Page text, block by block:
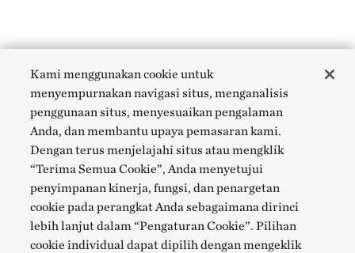
Kami menggunakan cookie untuk
menyempurnakan navigasi situs, menganalisis
penggunaan situs, menyesuaikan pengalaman
Anda, dan membantu upaya pemasaran kami.
Dengan terus menjelajahi situs atau mengklik
“Terima Semua Cookie”, Anda menyetujui
penyimpanan kinerja, fungsi, dan penargetan
cookie pada perangkat Anda sebagaimana dirinci
lebih lanjut dalam “Pengaturan Cookie”. Pilihan
cookie individual dapat dipilih dengan mengeklik